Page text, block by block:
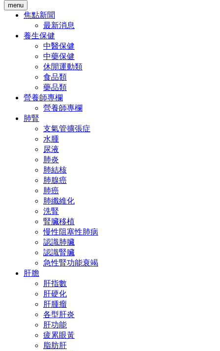
menu
焦點新聞
最新消息
養生保健
中醫保健
中藥保健
休閒運動類
食品類
藥品類
營養師專欄
營養師專欄
肺腎
支氣管擴張症
水腫
尿液
肺炎
肺結核
肺腺癌
肺癌
肺纖維化
洗腎
腎臟移植
慢性阻塞性肺病
認識肺臟
認識腎臟
急性腎功能衰竭
肝膽
肝指數
肝硬化
肝腫瘤
各型肝炎
肝功能
疲累眼黃
脂肪肝